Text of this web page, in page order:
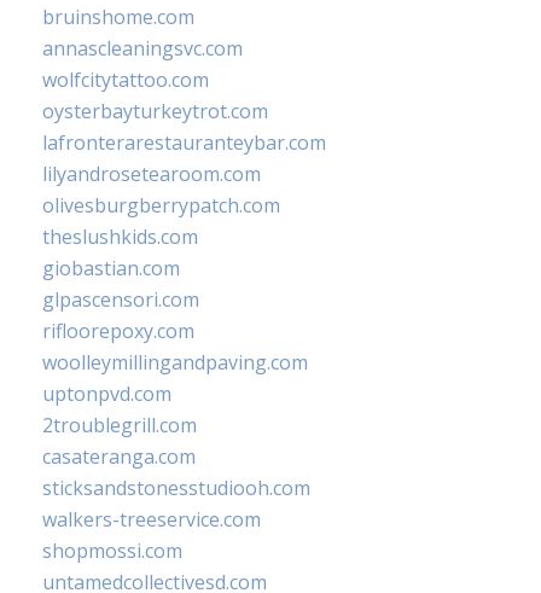
bruinshome.com
annascleaningsvc.com
wolfcitytattoo.com
oysterbayturkeytrot.com
lafronterarestauranteybar.com
lilyandrosetearoom.com
olivesburgberrypatch.com
theslushkids.com
giobastian.com
glpascensori.com
rifloorepoxy.com
woolleymillingandpaving.com
uptonpvd.com
2troublegrill.com
casateranga.com
sticksandstonesstudiooh.com
walkers-treeservice.com
shopmossi.com
untamedcollectivesd.com